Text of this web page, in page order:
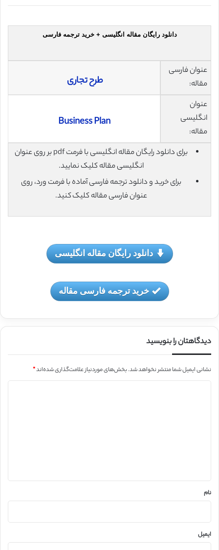
دانلود رایگان مقاله انگلیسی + خرید ترجمه فارسی
عنوان فارسی
مقاله:
طرح تجاری
عنوان
انگلیسی
مقاله:
Business Plan
برای دانلود رایگان مقاله انگلیسی با فرمت pdf بر روی عنوان
انگلیسی مقاله کلیک نمایید.
برای خرید و دانلود ترجمه فارسی آماده با فرمت ورد، روی
عنوان فارسی مقاله کلیک کنید.
دانلود رایگان مقاله انگلیسی
خرید ترجمه فارسی مقاله
دیدگاهتان را بنویسید
نشانی ایمیل شما منتشر نخواهد شد.بخش‌های موردنیاز علامت‌گذاری شده‌اند*
نام
ایمیل